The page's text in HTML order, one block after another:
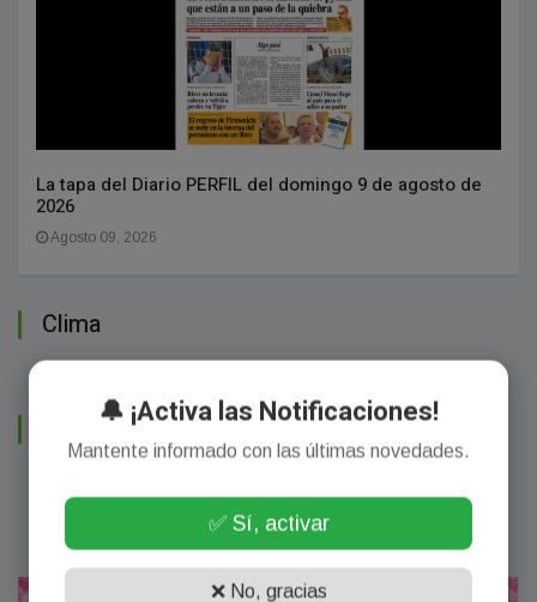
La tapa del Diario PERFIL del domingo 9 de agosto de
2026
Agosto 09, 2026
Clima
Sumate a Facebook
🔔 ¡Activa las Notificaciones!
Mantente informado con las últimas novedades.
✅ Sí, activar
❌ No, gracias